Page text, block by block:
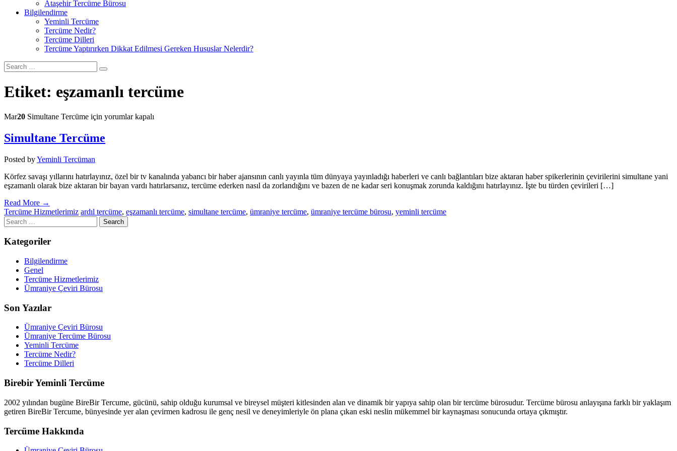
Ataşehir Tercüme Bürosu
Bilgilendirme
Yeminli Tercüme
Tercüme Nedir?
Tercüme Dilleri
Tercüme Yaptırırken Dikkat Edilmesi Gereken Hususlar Nelerdir?
Etiket: eşzamanlı tercüme
Mar20 Simultane Tercüme için yorumlar kapalı
Simultane Tercüme
Posted byYeminli Tercüman
Körfez savaşı yıllarını hatırlayınız, özel bir tv kanalında yabancı bir haber ajansının canlı yayınla tüm dünyaya yayınladığı haberleri ve canlı bağlantıları bize aktaran haber spikerlerinin çevirilerini simultane yani
eşzamanlı olarak bize aktaran bir bayan vardı hatırlarsanız, tercüme ederken nasıl da zorlandığını ve bazen de ne kadar seri konuşmak zorunda kaldığını hatırlayınız. İşte bu türden çevirileri […]
Read More →
Tercüme Hizmetlerimiz ardıl tercüme, eşzamanlı tercüme, simultane tercüme, ümraniye tercüme, ümraniye tercüme bürosu, yeminli tercüme
Kategoriler
Bilgilendirme
Genel
Tercüme Hizmetlerimiz
Ümraniye Çeviri Bürosu
Son Yazılar
Ümraniye Çeviri Bürosu
Ümraniye Tercüme Bürosu
Yeminli Tercüme
Tercüme Nedir?
Tercüme Dilleri
Birebir Yeminli Tercüme
2002 yılından bugüne BireBir Tercume, gücünü, sahip olduğu kurumsal ve bireysel müşteri kitlesinden alan ve dinamik bir yapıya sahip olan bir tercüme bürosudur. Tercüme bürosu anlayışına farklı bir yaklaşım
getiren BireBir Tercume, bünyesinde yer alan çevirmen kadrosu ile genç nesil ve deneyimleriyle ön plana çıkan eski neslin mükemmel bir kaynaşması sonucunda ortaya çıkmıştır.
Tercüme Hakkında